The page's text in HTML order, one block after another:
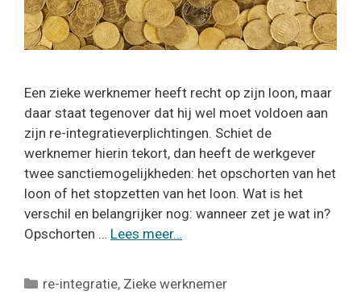
Een zieke werknemer heeft recht op zijn loon, maar
daar staat tegenover dat hij wel moet voldoen aan
zijn re-integratieverplichtingen. Schiet de
werknemer hierin tekort, dan heeft de werkgever
twee sanctiemogelijkheden: het opschorten van het
loon of het stopzetten van het loon. Wat is het
verschil en belangrijker nog: wanneer zet je wat in?
Opschorten … Lees meer…
Categorieën
re-integratie, Zieke werknemer